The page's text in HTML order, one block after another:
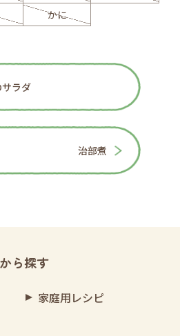
かに
ラダ
治部煮
ら探す
家庭用レシピ